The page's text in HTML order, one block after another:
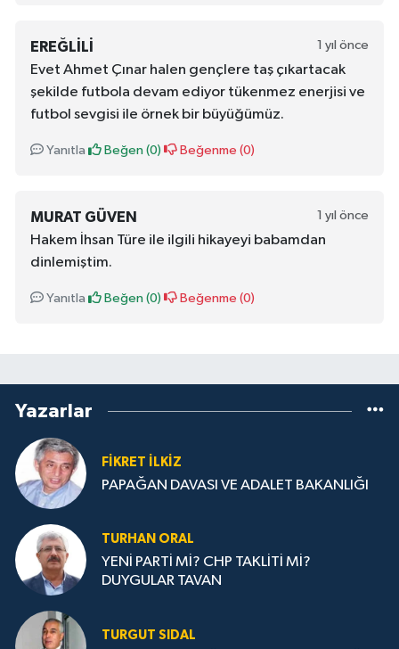
EREĞLILI 1 yıl önce
Evet Ahmet Çınar halen gençlere taş çıkartacak
şekilde futbola devam ediyor tükenmez enerjisi ve
futbol sevgisi ile örnek bir büyüğümüz.
Yanıtla Beğen (0) Beğenme (0)
MURAT GÜVEN 1 yıl önce
Hakem İhsan Türe ile ilgili hikayeyi babamdan
dinlemiştim.
Yanıtla Beğen (0) Beğenme (0)
Yazarlar
FIKRET İLKİZ
PAPAĞAN DAVASI VE ADALET BAKANLIĞI
TURHAN ORAL
YENİ PARTİ Mİ? CHP TAKLİTİ Mİ?
DUYGULAR TAVAN
TURGUT SIDAL